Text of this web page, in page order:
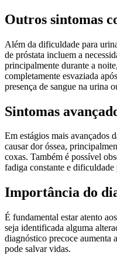
Outros sintomas
Além da dificuldade para
de próstata incluem a
principalmente durante a
completamente esvaziada
presença de sangue na urina
Sintomas
Em estágios mais avançados
causar dor óssea,
coxas. Também é possível
fadiga constante e dificuldade
Importância do
É fundamental estar atento
seja identificada alguma
diagnóstico precoce aumenta
pode salvar vidas.